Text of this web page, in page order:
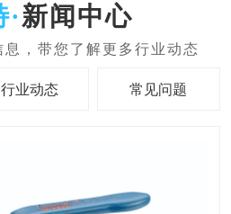
新闻中心
行业动态 常见问题